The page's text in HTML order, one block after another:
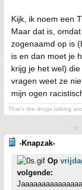
Kijk, ik noem een
Maar dat is,
zogenaamd op is
is en dan moet je
krijg je het wel)
vragen weet ze
mijn ogen
That's the drugs talking
-Knapzak-
Op
volgende: